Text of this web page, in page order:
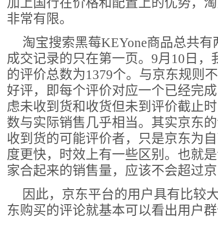
加上国行在价格和配置上的优势，
非常有限。
淘宝搜索黑莓KEYone商品总共
成交记录的只在第一页。9月10日，
的评价总数为1379个。与京东规则
好评，即每个评价对应一个已经完
虑未收到货和收货但未到评价截止
数与实际销售几乎相当。其实京东
收到货的可能评价者，只是京东为
度更快，时效上有一些区别。也就
家合起来的销售量，应该不会超过
因此，京东平台的用户具有比较
东购买的评论就基本可以看出用户